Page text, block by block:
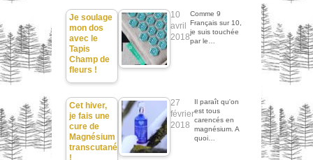
Je soulage
mon dos
avec le
Tapis
Champ de
fleurs !
10
avril
2018
Comme 9
Français sur 10,
je suis touchée
par le…
Cet hiver,
je fais une
cure de
Magnésium
transcutané
!
27
février
2018
Il paraît qu'on
est tous
carencés en
magnésium. A
quoi…